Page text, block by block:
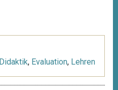
Didaktik, Evaluation, Lehren